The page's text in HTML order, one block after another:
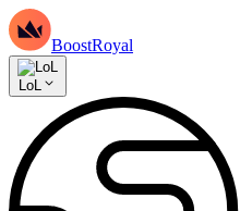
BoostRoyal
LoL